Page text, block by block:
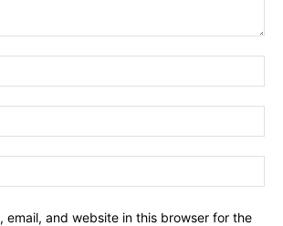
email, and website in this browser for the